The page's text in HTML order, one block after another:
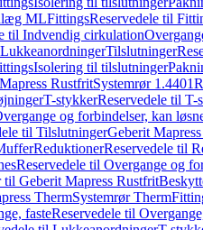
MLFittingsReservedele til
til Indvendig cirkulation
Tilslutninger
Isolering til tilslutninger
RustfritSystemrør 1.4401
T-stykkerReservedele til T-
og forbindelser, kan
til TilslutningerGeberit
ReduktionerReservedele til
Reservedele til Overgange og
Geberit Mapress Rustfrit
ThermSystemrør Therm
fasteReservedele til